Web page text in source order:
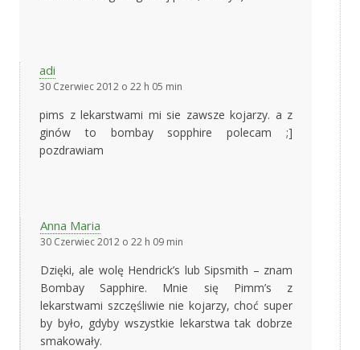
adi
30 Czerwiec 2012 o 22 h 05 min
pims z lekarstwami mi sie zawsze kojarzy. a z
ginów to bombay sopphire polecam ;]
pozdrawiam
Anna Maria
30 Czerwiec 2012 o 22 h 09 min
Dzięki, ale wolę Hendrick’s lub Sipsmith – znam
Bombay Sapphire. Mnie się Pimm’s z
lekarstwami szczęśliwie nie kojarzy, choć super
by było, gdyby wszystkie lekarstwa tak dobrze
smakowały.